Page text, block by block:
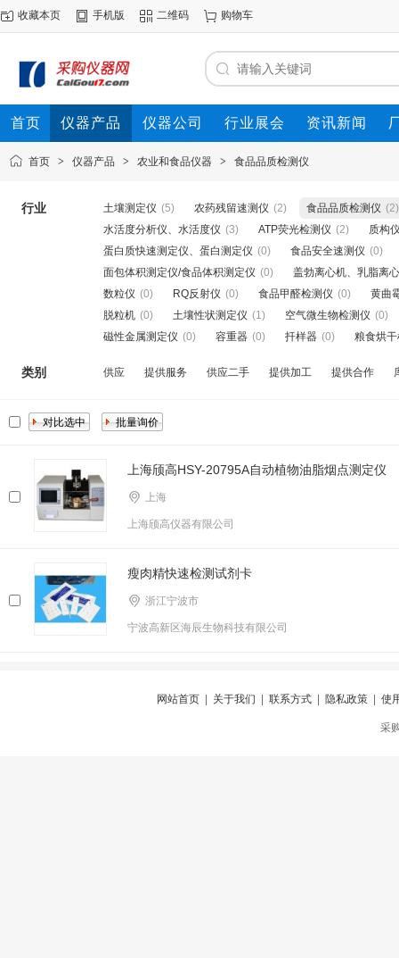
收藏本页 手机版 二维码 购物车
首页 仪器产品 仪器公司 行业展会 资讯新闻
首页 > 仪器产品 > 农业和食品仪器 > 食品品质检测仪
行业 土壤测定仪 (5) 农药残留速测仪 (2) 食品品质检测仪 (2)
水活度分析仪、水活度仪 (3) ATP荧光检测仪 (2)
质构
蛋白质快速测定仪、蛋白测定仪 (0) 食品安全速测仪 (0)
面包体积测定仪/食品体积测定仪 (0)
盖勃离心机、乳脂离
数粒仪 (0) RQ反射仪 (0) 食品甲醛检测仪 (0)
黄曲
脱粒机 (0) 土壤性状测定仪 (1) 空气微生物检测仪 (0)
磁性金属测定仪 (0) 容重器 (0) 扦样器 (0) 粮食烘
类别 供应 提供服务 供应二手 提供加工 提供合作
上海颀高HSY-20795A自动植物油脂烟点测定仪
上海
上海颀高仪器有限公司
瘦肉精快速检测试剂卡
浙江宁波市
宁波高新区海辰生物科技有限公司
网站首页| 关于我们 联系方式| 隐私政策| 使
采